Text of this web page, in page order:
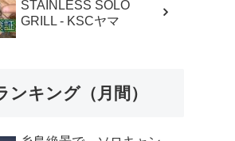
STAINLESS SOLO
GRILL - KSCヤマ
ンキング（月間）